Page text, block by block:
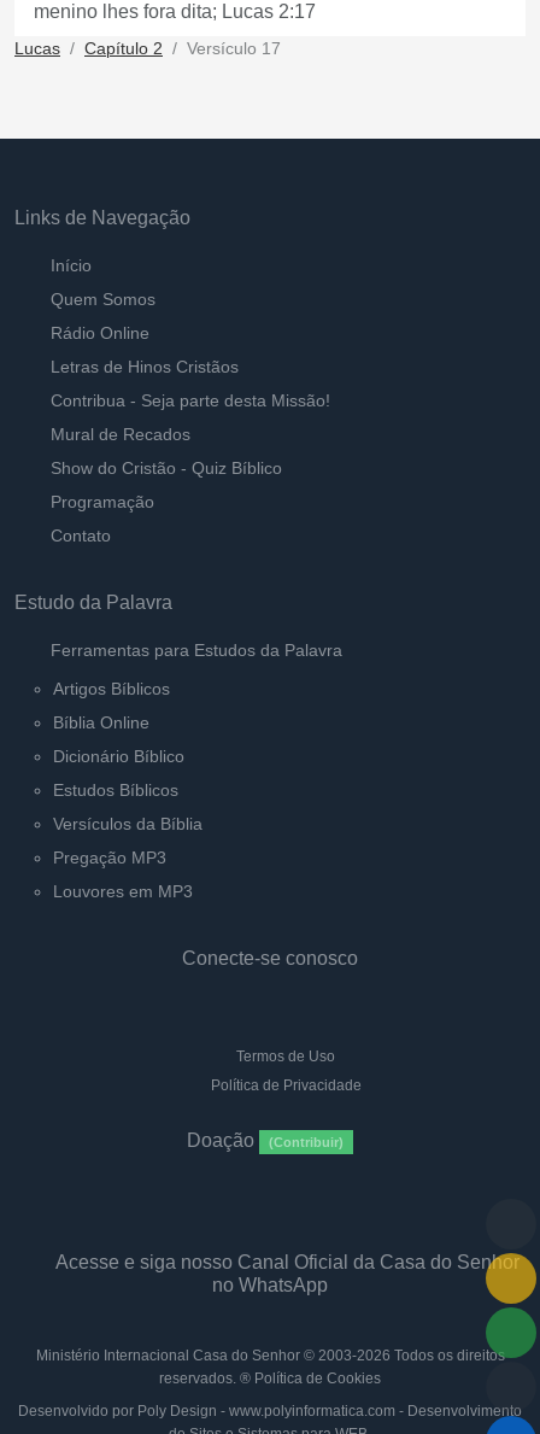
menino lhes fora dita; Lucas 2:17
Lucas Capítulo 2 Versículo 17
Links de Navegação
Início
Quem Somos
Rádio Online
Letras de Hinos Cristãos
Contribua - Seja parte desta Missão!
Mural de Recados
Show do Cristão - Quiz Bíblico
Programação
Contato
Estudo da Palavra
Ferramentas para Estudos da Palavra
Artigos Bíblicos
Bíblia Online
Dicionário Bíblico
Estudos Bíblicos
Versículos da Bíblia
Pregação MP3
Louvores em MP3
Conecte-se conosco
Termos de Uso
Política de Privacidade
Doação (Contribuir)
Acesse e siga nosso Canal Oficial da Casa do Senhor
no WhatsApp
Ministério Internacional Casa do Senhor© 2003-2026 Todos os direitos
reservados. ® Política de Cookies
Desenvolvido por Poly Design - www.polyinformatica.com - Desenvolvimento